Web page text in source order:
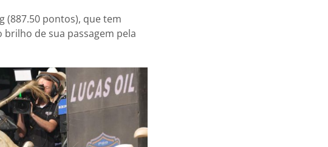
(887.50 pontos), que tem
de sua passagem pela